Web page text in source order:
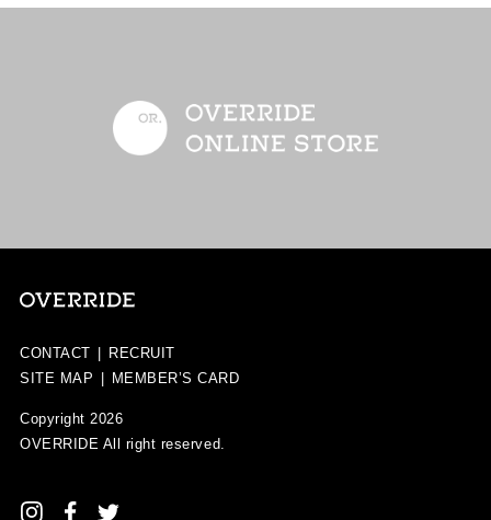
CONTACT
RECRUIT
SITE MAP
MEMBER’S CARD
Copyright 2026
OVERRIDE All right reserved.